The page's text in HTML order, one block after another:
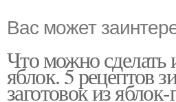
Вас может
Что можно сделать
яблок. 5 рецептов
заготовок из